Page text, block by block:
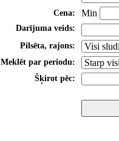
Cena:
Min
Darījuma veids:
Pilsēta, rajons:
Meklēt par periodu:
Šķirot pēc: